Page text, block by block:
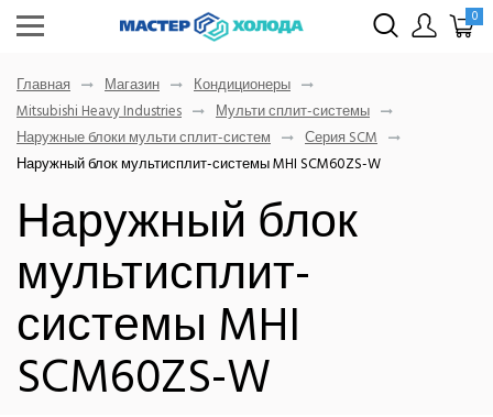
0
Главная Магазин
Кондиционеры
Mitsubishi Heavy Industries
Мульти сплит-системы
Наружные блоки мульти сплит-систем
Серия SCM
Наружный блок мультисплит-системы MHI SCM60ZS-W
Наружный блок
мультисплит-
системы MHI
SCM60ZS-W